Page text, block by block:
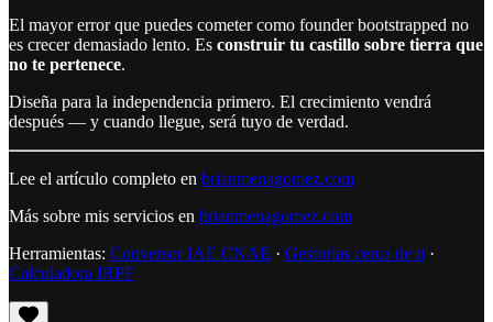
El mayor error que puedes cometer como founder bootstrapped no
es crecer demasiado lento. Es construir tu castillo sobre tierra que
no te pertenece.
Diseña para la independencia primero. El crecimiento vendrá
después — y cuando llegue, será tuyo de verdad.
Lee el artículo completo en brianmenagomez.com
Más sobre mis servicios en brianmenagomez.com
Herramientas: Conversor IAE CNAE · Gestorias cerca de ti ·
Calculadora IRPF